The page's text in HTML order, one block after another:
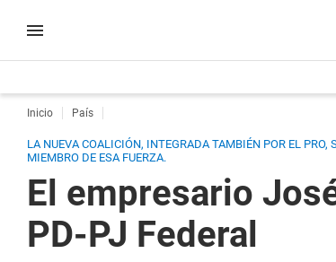
Inicio País
LA NUEVA COALICIÓN, INTEGRADA TAMBIÉN POR EL
MIEMBRO DE ESA FUERZA.
El empresario
PD-PJ Federal